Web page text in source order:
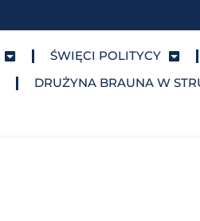
ŚWIĘCI POLITYCY
DRUŻYNA BRAUNA W